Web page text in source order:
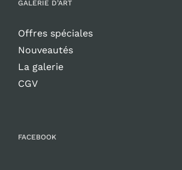
GALERIE D’ART
Offres spéciales
Nouveautés
La galerie
CGV
FACEBOOK